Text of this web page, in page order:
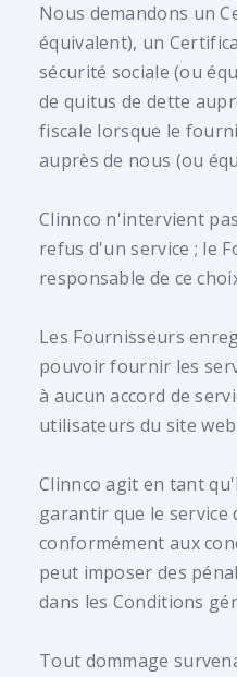
Nous demandons un
équivalent), un
sécurité sociale (ou
de quitus de dette
fiscale lorsque le
auprès de nous (ou
Clinnco n'intervient
refus d'un service ; le
responsable de ce
Les Fournisseurs
pouvoir fournir les
à aucun accord de
utilisateurs du site web.
Clinnco agit en tant
garantir que le
conformément aux
peut imposer des
dans les Conditions
Tout dommage